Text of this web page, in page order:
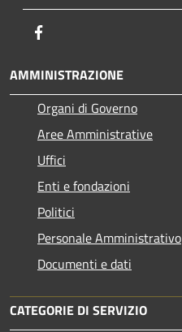
AMMINISTRAZIONE
Organi di Governo
Aree Amministrative
Uffici
Enti e fondazioni
Politici
Personale Amministrativo
Documenti e dati
CATEGORIE DI SERVIZIO